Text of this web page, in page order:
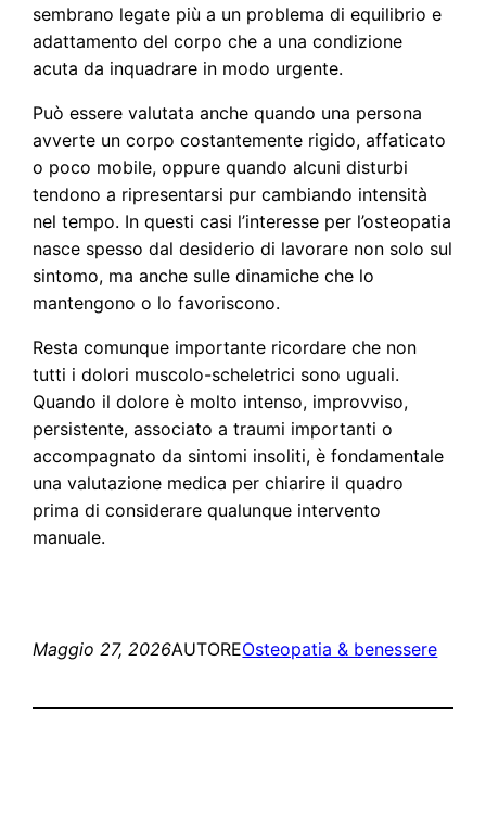
sembrano legate più a un problema di equilibrio e
adattamento del corpo che a una condizione
acuta da inquadrare in modo urgente.
Può essere valutata anche quando una persona
avverte un corpo costantemente rigido, affaticato
o poco mobile, oppure quando alcuni disturbi
tendono a ripresentarsi pur cambiando intensità
nel tempo. In questi casi l’interesse per l’osteopatia
nasce spesso dal desiderio di lavorare non solo sul
sintomo, ma anche sulle dinamiche che lo
mantengono o lo favoriscono.
Resta comunque importante ricordare che non
tutti i dolori muscolo-scheletrici sono uguali.
Quando il dolore è molto intenso, improvviso,
persistente, associato a traumi importanti o
accompagnato da sintomi insoliti, è fondamentale
una valutazione medica per chiarire il quadro
prima di considerare qualunque intervento
manuale.
Maggio 27, 2026AUTOREOsteopatia & benessere